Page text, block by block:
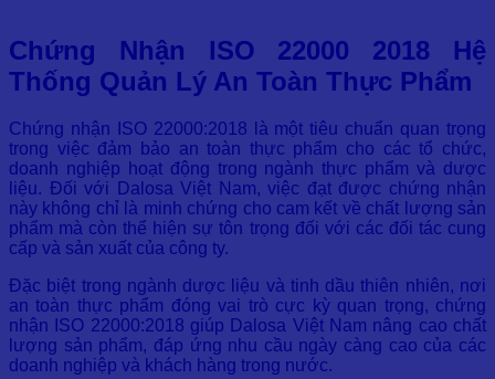
Chứng Nhận ISO 22000 2018 Hệ
Thống Quản Lý An Toàn Thực Phẩm
Chứng nhận ISO 22000:2018 là một tiêu chuẩn quan trọng
trong việc đảm bảo an toàn thực phẩm cho các tổ chức,
doanh nghiệp hoạt động trong ngành thực phẩm và dược
liệu. Đối với Dalosa Việt Nam, việc đạt được chứng nhận
này không chỉ là minh chứng cho cam kết về chất lượng sản
phẩm mà còn thể hiện sự tôn trọng đối với các đối tác cung
cấp và sản xuất của công ty.
Đặc biệt trong ngành dược liệu và tinh dầu thiên nhiên, nơi
an toàn thực phẩm đóng vai trò cực kỳ quan trọng, chứng
nhận ISO 22000:2018 giúp Dalosa Việt Nam nâng cao chất
lượng sản phẩm, đáp ứng nhu cầu ngày càng cao của các
doanh nghiệp và khách hàng trong nước.